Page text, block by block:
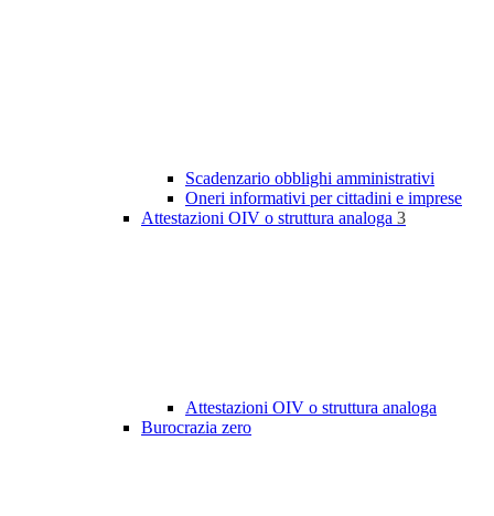
Scadenzario obblighi amministrativi
Oneri informativi per cittadini e imprese
Attestazioni OIV o struttura analoga 3
Attestazioni OIV o struttura analoga
Burocrazia zero